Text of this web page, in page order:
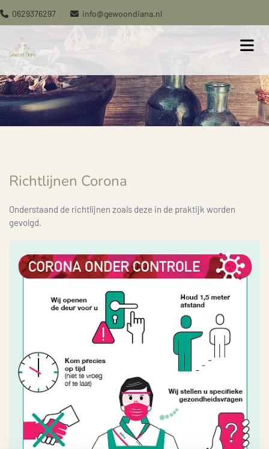
 0629376297  info@gewoondiana.nl
Richtlijnen Corona
Onderstaand de richtlijnen zoals deze in de praktijk worden
gevolgd.